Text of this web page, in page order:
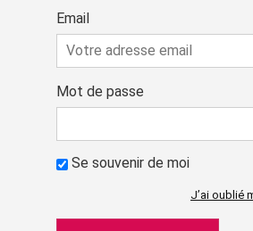
Email
Mot de passe
Se souvenir de moi
J’ai oublié